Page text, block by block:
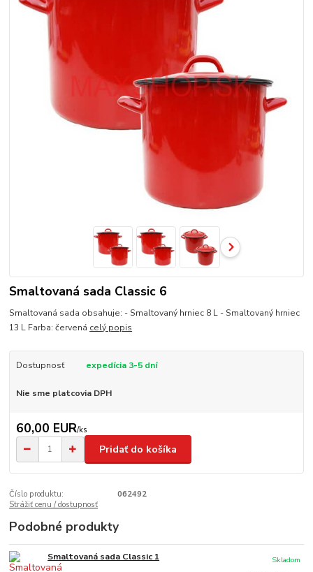
Smaltovaná sada Classic 6
Smaltovaná sada obsahuje: - Smaltovaný hrniec 8 L - Smaltovaný hrniec
13 L Farba: červená celý popis
Dostupnosť expedícia 3-5 dní
Nie sme platcovia DPH
60,00 EUR/ks
Pridať do košíka
Číslo produktu:
062492
Strážiť cenu / dostupnosť
Podobné produkty
Smaltovaná sada Classic 1
Skladom